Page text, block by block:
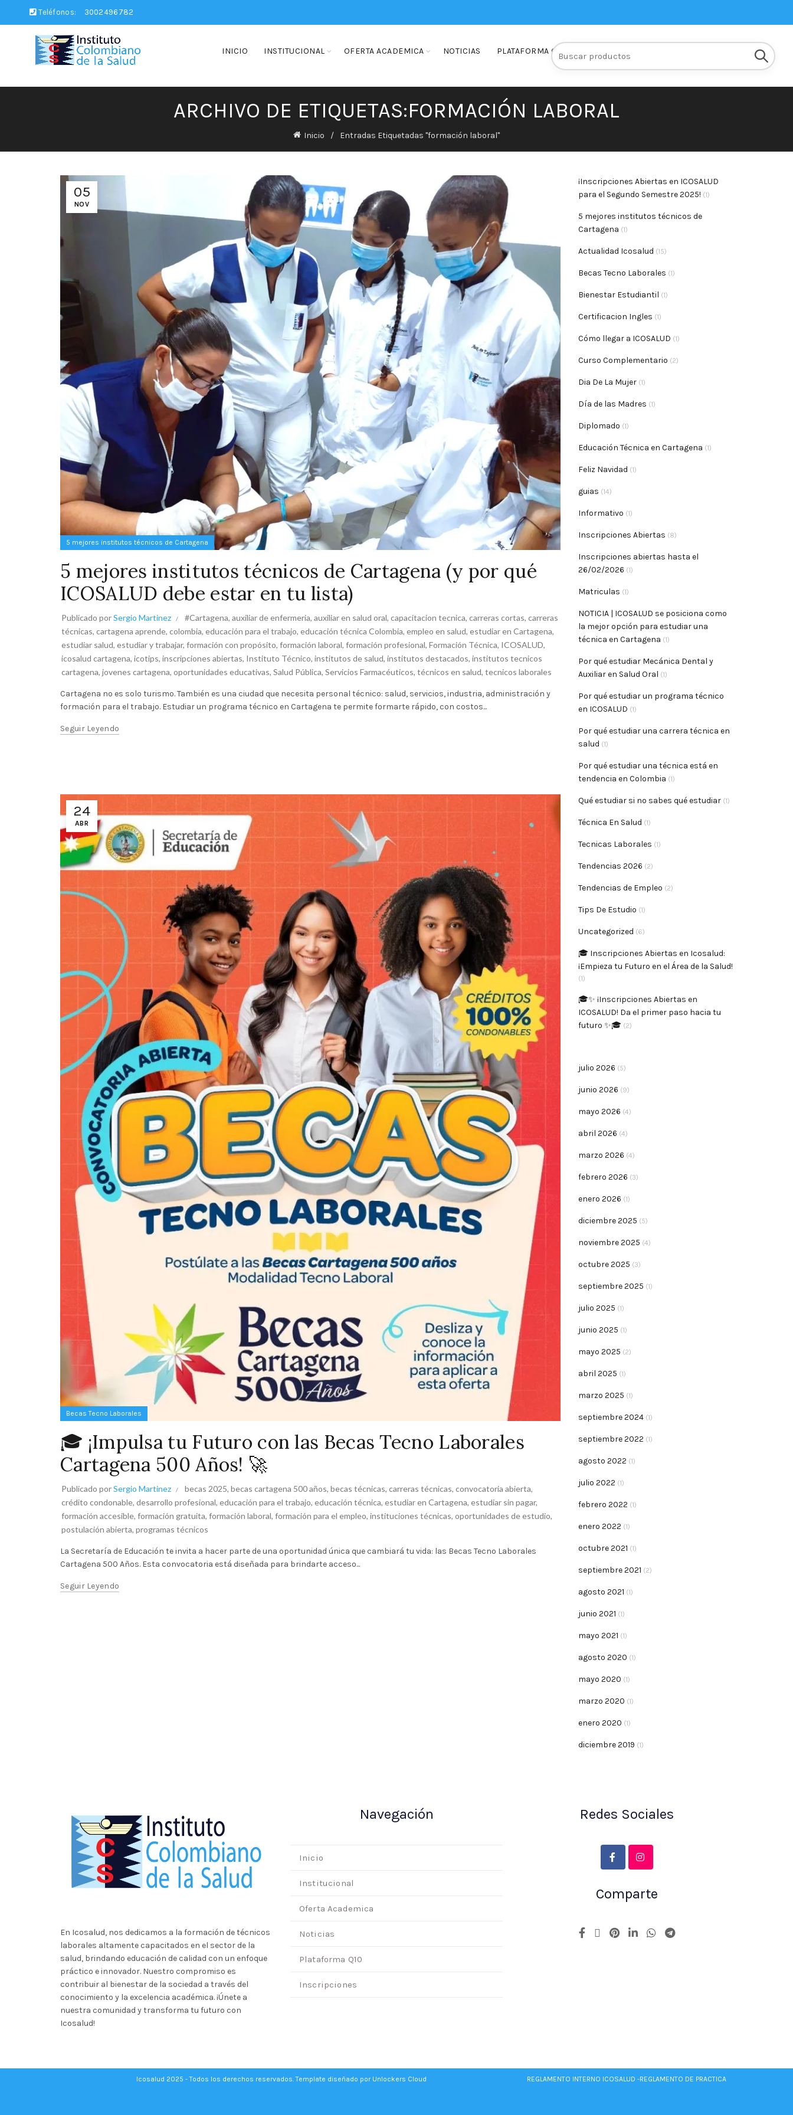
Teléfonos: 3002496782
INICIO INSTITUCIONAL OFERTA ACADEMICA NOTICIAS PLATAFORMA Q10 INSCRIPCIONES
Buscar:
ARCHIVO DE ETIQUETAS:FORMACIÓN LABORAL
Inicio Entradas Etiquetadas "formación laboral"
05
NOV
5 mejores institutos técnicos de Cartagena
5 mejores institutos técnicos de Cartagena (y por qué
ICOSALUD debe estar en tu lista)
Publicado porSergio Martinez #Cartagena, auxiliar de enfermeria, auxiliar en salud oral, capacitacion tecnica, carreras cortas, carreras
técnicas, cartagena aprende, colombia, educación para el trabajo, educación técnica Colombia, empleo en salud, estudiar en Cartagena,
estudiar salud, estudiar y trabajar, formación con propósito, formación laboral, formación profesional, Formación Técnica, ICOSALUD,
icosalud cartagena, icotips, inscripciones abiertas, Instituto Técnico, institutos de salud, institutos destacados, institutos tecnicos
cartagena, jovenes cartagena, oportunidades educativas, Salud Pública, Servicios Farmacéuticos, técnicos en salud, tecnicos laborales
Cartagena no es solo turismo. También es una ciudad que necesita personal técnico: salud, servicios, industria, administración y
formación para el trabajo. Estudiar un programa técnico en Cartagena te permite formarte rápido, con costos...
Seguir Leyendo
24
ABR
Becas Tecno Laborales
🎓 ¡Impulsa tu Futuro con las Becas Tecno Laborales
Cartagena 500 Años! 🚀
Publicado porSergio Martinez becas 2025, becas cartagena 500 años, becas técnicas, carreras técnicas, convocatoria abierta,
crédito condonable, desarrollo profesional, educación para el trabajo, educación técnica, estudiar en Cartagena, estudiar sin pagar,
formación accesible, formación gratuita, formación laboral, formación para el empleo, instituciones técnicas, oportunidades de estudio,
postulación abierta, programas técnicos
La Secretaría de Educación te invita a hacer parte de una oportunidad única que cambiará tu vida: las Becas Tecno Laborales
Cartagena 500 Años. Esta convocatoria está diseñada para brindarte acceso...
Seguir Leyendo
¡Inscripciones Abiertas en ICOSALUD
para el Segundo Semestre 2025! (1)
5 mejores institutos técnicos de
Cartagena (1)
Actualidad Icosalud (15)
Becas Tecno Laborales (1)
Bienestar Estudiantil (1)
Certificacion Ingles (1)
Cómo llegar a ICOSALUD (1)
Curso Complementario (2)
Dia De La Mujer(1)
Día de las Madres (1)
Diplomado (1)
Educación Técnica en Cartagena (1)
Feliz Navidad (1)
guias (14)
Informativo (1)
Inscripciones Abiertas (8)
Inscripciones abiertas hasta el
26/02/2026 (1)
Matriculas (1)
NOTICIA | ICOSALUD se posiciona como
la mejor opción para estudiar una
técnica en Cartagena (1)
Por qué estudiar Mecánica Dental y
Auxiliar en Salud Oral (1)
Por qué estudiar un programa técnico
en ICOSALUD (1)
Por qué estudiar una carrera técnica en
salud (1)
Por qué estudiar una técnica está en
tendencia en Colombia (1)
Qué estudiar si no sabes qué estudiar(1)
Técnica En Salud (1)
Tecnicas Laborales (1)
Tendencias 2026 (2)
Tendencias de Empleo (2)
Tips De Estudio (1)
Uncategorized (6)
🎓 Inscripciones Abiertas en Icosalud:
¡Empieza tu Futuro en el Área de la Salud!
(1)
🎓✨ ¡Inscripciones Abiertas en
ICOSALUD! Da el primer paso hacia tu
futuro ✨🎓 (2)
julio 2026 (5)
junio 2026 (9)
mayo 2026 (4)
abril 2026 (4)
marzo 2026 (4)
febrero 2026 (3)
enero 2026 (1)
diciembre 2025 (5)
noviembre 2025 (4)
octubre 2025 (3)
septiembre 2025 (1)
julio 2025 (1)
junio 2025 (1)
mayo 2025 (2)
abril 2025 (1)
marzo 2025 (1)
septiembre 2024(1)
septiembre 2022 (1)
agosto 2022 (1)
julio 2022 (1)
febrero 2022 (1)
enero 2022 (1)
octubre 2021 (1)
septiembre 2021 (2)
agosto 2021 (1)
junio 2021 (1)
mayo 2021 (1)
agosto 2020 (1)
mayo 2020 (1)
marzo 2020 (1)
enero 2020 (1)
diciembre 2019 (1)
En Icosalud, nos dedicamos a la formación de técnicos
laborales altamente capacitados en el sector de la
salud, brindando educación de calidad con un enfoque
práctico e innovador. Nuestro compromiso es
contribuir al bienestar de la sociedad a través del
conocimiento y la excelencia académica. ¡Únete a
nuestra comunidad y transforma tu futuro con
Icosalud!
Navegación
Inicio
Institucional
Oferta Academica
Noticias
Plataforma Q10
Inscripciones
Redes Sociales
Comparte
Icosalud 2025 - Todos los derechos reservados. Template diseñado por Unlockers Cloud REGLAMENTO INTERNO ICOSALUD -REGLAMENTO DE PRACTICA